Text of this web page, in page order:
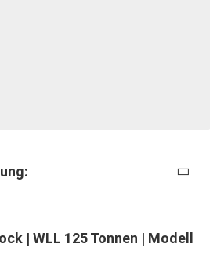
| WLL 125 Tonnen | Modell